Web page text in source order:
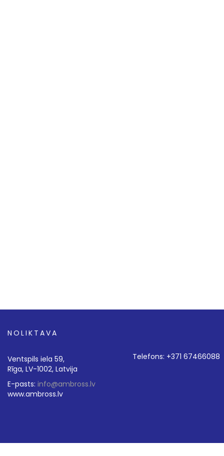
NOLIKTAVA
Ventspils iela 59,
Rīga, LV-1002, Latvija
E-pasts: info@ambross.lv
www.ambross.lv
Telefons: +371 67466088